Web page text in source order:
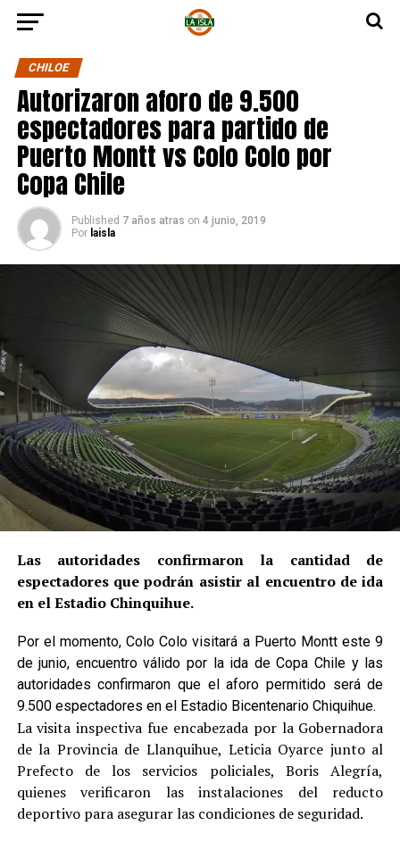
CHILOE
Autorizaron aforo de 9.500
espectadores para partido de
Puerto Montt vs Colo Colo por
Copa Chile
Published 7 años atras on 4 junio, 2019
Por laisla
Las autoridades confirmaron la cantidad de
espectadores que podrán asistir al encuentro de ida
en el Estadio Chinquihue.
Por el momento, Colo Colo visitará a Puerto Montt este 9
de junio, encuentro válido por la ida de Copa Chile y las
autoridades confirmaron que el aforo permitido será de
9.500 espectadores en el Estadio Bicentenario Chiquihue.
La visita inspectiva fue encabezada por la Gobernadora
de la Provincia de Llanquihue, Leticia Oyarce junto al
Prefecto de los servicios policiales, Boris Alegría,
quienes verificaron las instalaciones del reducto
deportivo para asegurar las condiciones de seguridad.